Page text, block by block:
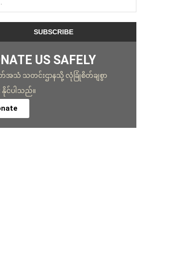
US SAFELY
အသံ သတင်းဌာနသို့ လုံခြုံစိတ်ချစွာ
နိုင်ပါသည်။